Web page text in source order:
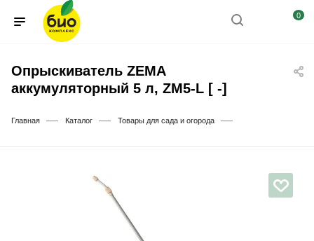
0
Опрыскиватель ZEMA
аккумуляторный 5 л, ZM5-L [ -]
Главная — Каталог — Товары для сада и огорода —